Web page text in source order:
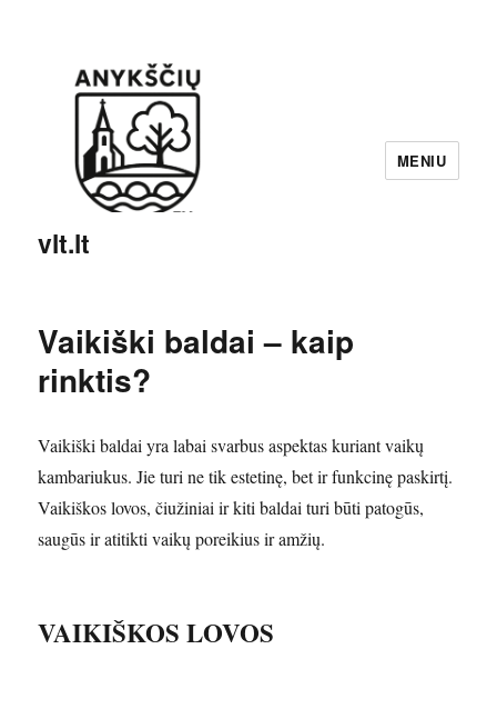
vlt.lt
MENIU
Vaikiški baldai – kaip
rinktis?
Vaikiški baldai yra labai svarbus aspektas kuriant vaikų
kambariukus. Jie turi ne tik estetinę, bet ir funkcinę paskirtį.
Vaikiškos lovos, čiužiniai ir kiti baldai turi būti patogūs,
saugūs ir atitikti vaikų poreikius ir amžių.
VAIKIŠKOS LOVOS